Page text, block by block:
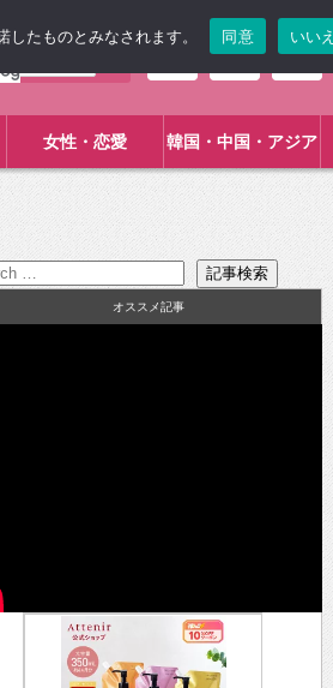
女性・恋愛 韓国・中国・アジア
オススメ記事
たものとみなされます。 同意 いいえ